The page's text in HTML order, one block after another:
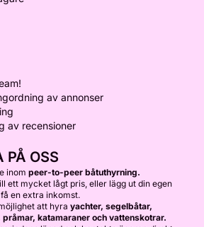
av annonser
av recensioner
PÅ OSS
inom peer-to-peer båtuthyrning.
ett mycket lågt pris, eller lägg ut din egen
en extra inkomst.
att hyra yachter, segelbåtar,
katamaraner och vattenskotrar.